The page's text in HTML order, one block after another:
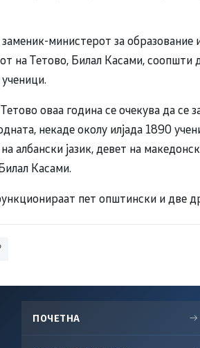
министерот за образование
на Тетово, Билал Касами, соопшти
оваа година се очекува да се
некаде околу илјада 1890
албански јазик, девет на
Касами.
пет општински и две
ПОЧЕТНА →